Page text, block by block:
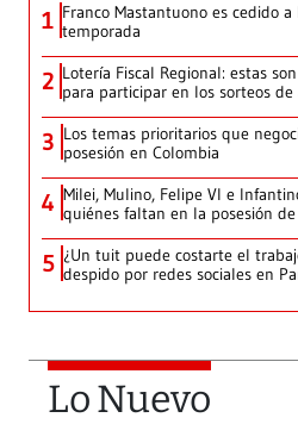
1 Franco Mastantuono es cedido
temporada
2 Lotería Fiscal Regional: estas
para participar en los sorteos de
3 Los temas prioritarios que
posesión en Colombia
4 Milei, Mulino, Felipe VI e
quiénes faltan en la posesión
5 ¿Un tuit puede costarte el
despido por redes sociales en
Lo Nuevo